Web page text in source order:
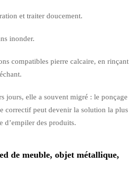
et traiter doucement.
inonder.
compatibles pierre calcaire, en rinçant
jours, elle a souvent migré : le ponçage
correctif peut devenir la solution la plus
d’empiler des produits.
de meuble, objet métallique,